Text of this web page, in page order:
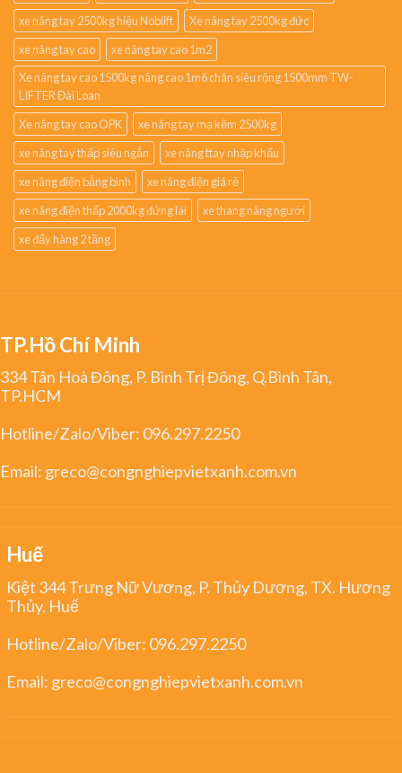
xe nâng tay 2500kg hiệu Noblift
Xe nâng tay 2500kg đức
xe nâng tay cao
xe nâng tay cao 1m2
Xe nâng tay cao 1500kg nâng cao 1m6 chân siêu rộng 1500mm TW-
LIFTER Đài Loan
Xe nâng tay cao OPK
xe nâng tay mạ kẽm 2500kg
xe nâng tay thấp siêu ngắn
xe nâng ttay nhập khẩu
xe nâng điện bằng bình
xe nâng điện giá rẻ
xe nâng điện thấp 2000kg đứng lái
xe thang nâng người
xe đẩy hàng 2 tầng
TP.Hồ Chí Minh
334 Tân Hoà Đông, P. Bình Trị Đông, Q.Bình Tân,
TP.HCM
Hotline/Zalo/Viber: 096.297.2250
Email: greco@congnghiepvietxanh.com.vn
Huế
Kiệt 344 Trưng Nữ Vương, P. Thủy Dương, TX. Hương
Thủy, Huế
Hotline/Zalo/Viber: 096.297.2250
Email: greco@congnghiepvietxanh.com.vn